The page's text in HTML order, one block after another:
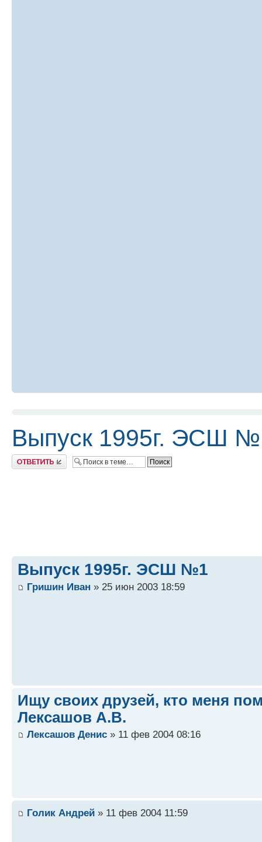
Выпуск 1995г. ЭСШ
Ответить
Выпуск 1995г. ЭСШ №1
Гришин Иван » 25 июн 2003 18:59
Ищу своих друзей, кто меня
Лексашов А.В.
Лексашов Денис » 11 фев 2004 08:16
Голик Андрей » 11 фев 2004 11:59